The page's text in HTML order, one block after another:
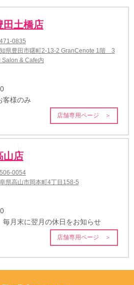
田土橋店
0835
県豊田市曙町2-13-2 GranCenote 1階 3
Salon & Cafe内
客様のみ
店舗専用ページ ＞
山店
0054
県高山市岡本町4丁目158-5
月末に翌月の休日をお知らせ
店舗専用ページ ＞